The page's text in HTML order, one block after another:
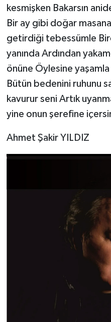
kesmişken Bakarsın
Bir ay gibi doğar
getirdiği tebessümle
yanında Ardından
önüne Öylesine
Bütün bedenini ruhunu
kavurur seni Artık
yine onun şerefine
Ahmet Şakir YILDIZ